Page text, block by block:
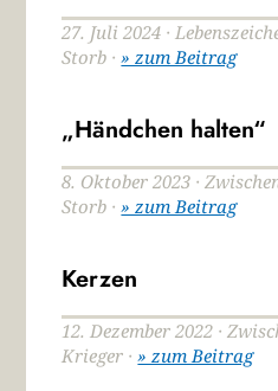
27. Juli 2024 ·
Storb ·» zum Beitrag
„Händchen halten“
8. Oktober 2023 ·
Storb ·» zum Beitrag
Kerzen
12. Dezember 2022 ·
Krieger ·» zum Beitrag